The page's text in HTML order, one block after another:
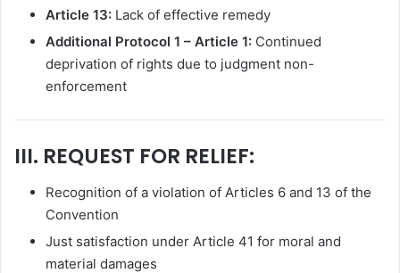
Article 13: Lack of effective remedy
Additional Protocol 1 – Article 1: Continued
deprivation of rights due to judgment non-
enforcement
III. REQUEST FOR RELIEF:
Recognition of a violation of Articles 6 and 13 of the
Convention
Just satisfaction under Article 41 for moral and
material damages